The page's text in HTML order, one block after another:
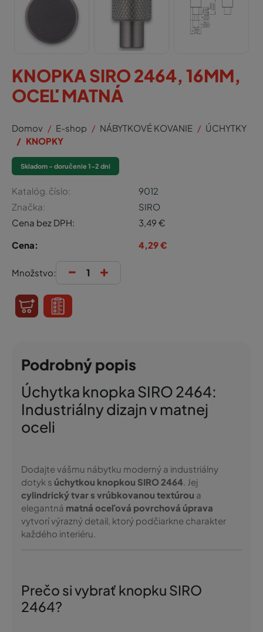
KNOPKA SIRO 2464, 16MM,
OCEĽ MATNÁ
Domov E-shop NÁBYTKOVÉ KOVANIE
ÚCHYTKY
KNOPKY
Skladom - doručenie 1-2 dni
Katalóg. číslo:
9012
Značka:
SIRO
Cena bez DPH:
3,49 €
Cena:
4,29€
Množstvo: - +
Podrobný popis
Úchytka knopka SIRO 2464:
Industriálny dizajn v matnej
oceli
Dodajte vášmu nábytku moderný a industriálny
dotyk s úchytkou knopkou SIRO 2464. Jej
cylindrický tvar s vrúbkovanou textúrou a
elegantná matná oceľová povrchová úprava
vytvorí výrazný detail, ktorý podčiarkne charakter
každého interiéru.
Prečo si vybrať knopku SIRO
2464?